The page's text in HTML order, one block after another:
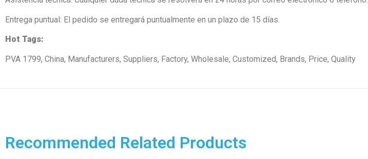
Entrega puntual: El pedido se entregará puntualmente en un plazo de 15 días.
Hot Tags:
PVA 1799, China, Manufacturers, Suppliers, Factory, Wholesale, Customized, Brands, Price, Quality
Recommended Related Products